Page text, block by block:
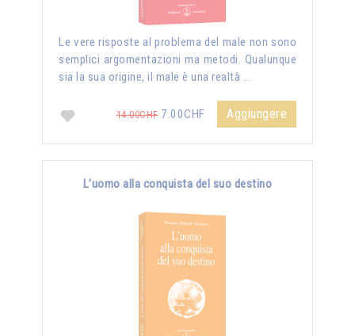
Le vere risposte al problema del male non sono
semplici argomentazioni ma metodi. Qualunque
sia la sua origine, il male è una realtà …
14.00CHF7.00CHF Aggiungere
L’uomo alla conquista del suo destino